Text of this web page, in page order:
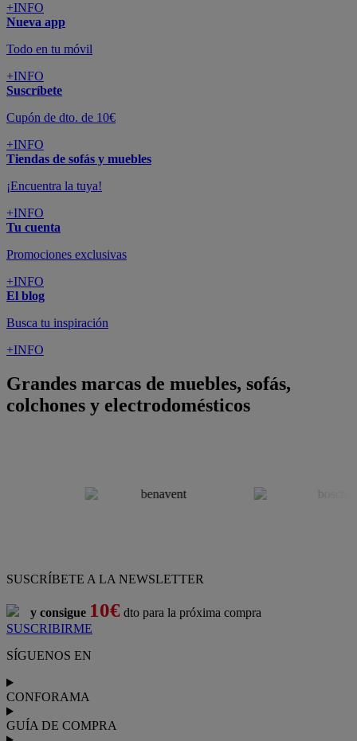
+INFO
Nueva app
Todo en tu móvil
+INFO
Suscríbete
Cupón de dto. de 10€
+INFO
Tiendas de sofás y muebles
¡Encuentra la tuya!
+INFO
Tu cuenta
Promociones exclusivas
+INFO
El blog
Busca tu inspiración
+INFO
Grandes marcas de muebles, sofás,
colchones y electrodomésticos
SUSCRÍBETE A LA NEWSLETTER
y consigue 10€ dto para la próxima compra
SUSCRIBIRME
SÍGUENOS EN
CONFORAMA
GUÍA DE COMPRA